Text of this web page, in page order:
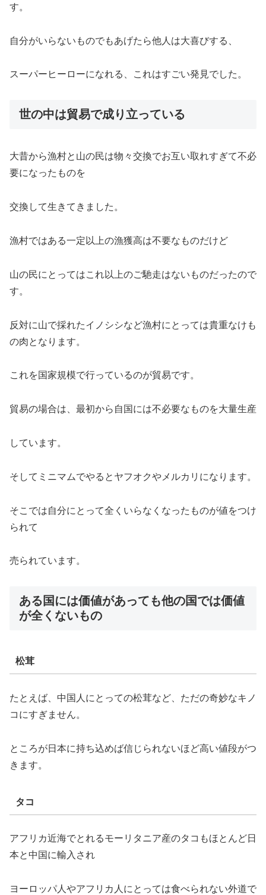
す。
自分がいらないものでもあげたら他人は大喜びする、
スーパーヒーローになれる、これはすごい発見でした。
世の中は貿易で成り立っている
大昔から漁村と山の民は物々交換でお互い取れすぎて不必
要になったものを
交換して生きてきました。
漁村ではある一定以上の漁獲高は不要なものだけど
山の民にとってはこれ以上のご馳走はないものだったので
す。
反対に山で採れたイノシシなど漁村にとっては貴重なけも
の肉となります。
これを国家規模で行っているのが貿易です。
貿易の場合は、最初から自国には不必要なものを大量生産
しています。
そしてミニマムでやるとヤフオクやメルカリになります。
そこでは自分にとって全くいらなくなったものが値をつけ
られて
売られています。
ある国には価値があっても他の国では価値
が全くないもの
松茸
たとえば、中国人にとっての松茸など、ただの奇妙なキノ
コにすぎません。
ところが日本に持ち込めば信じられないほど高い値段がつ
きます。
タコ
アフリカ近海でとれるモーリタニア産のタコもほとんど日
本と中国に輸入され
ヨーロッパ人やアフリカ人にとっては食べられない外道で